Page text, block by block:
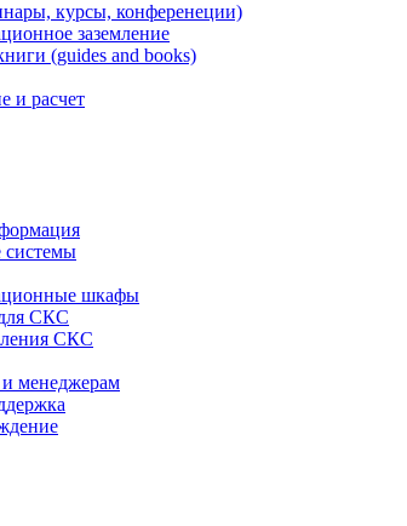
курсы, конференеции)
заземление
(guides and books)
и расчет
системы
шкафы
СКС
СКС
менеджерам